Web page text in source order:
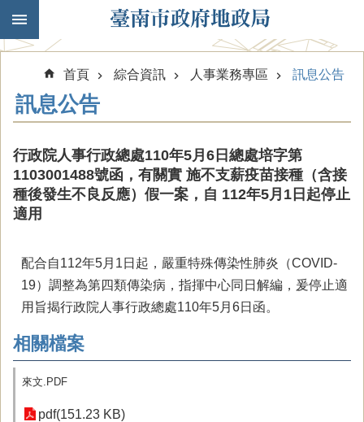
跳到主要內容區塊
首頁 綜合資訊 人事業務專區 訊息公告
訊息公告
行政院人事行政總處110年5月6日總處培字第
1103001488號函，有關實 施不支薪疫苗接種（含接
種後發生不良反應）假一案，自 112年5月1日起停止
適用
配合自112年5月1日起，嚴重特殊傳染性肺炎（COVID-
19）調整為第四類傳染病，指揮中心同日解編，爰停止適
用旨揭行政院人事行政總處110年5月6日函。
相關檔案
來文.PDF
pdf(151.23 KB)